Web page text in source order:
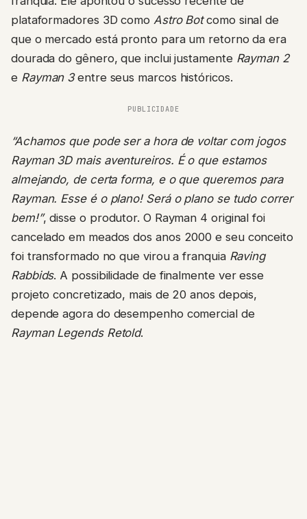
plataformadores 3D como Astro Botcomo sinal de
que o mercado está pronto para um retorno da era
dourada do gênero, que inclui justamente Rayman 2
e Rayman 3entre seus marcos históricos.
PUBLICIDADE
“Achamos que pode ser a hora de voltar com jogos
Rayman 3D mais aventureiros. É o que estamos
almejando, de certa forma, e o que queremos para
Rayman. Esse é o plano! Será o plano se tudo correr
bem!”, disse o produtor. O Rayman 4 original foi
cancelado em meados dos anos 2000 e seu conceito
foi transformado no que virou a franquia Raving
Rabbids. A possibilidade de finalmente ver esse
projeto concretizado, mais de 20 anos depois,
depende agora do desempenho comercial de
Rayman Legends Retold.